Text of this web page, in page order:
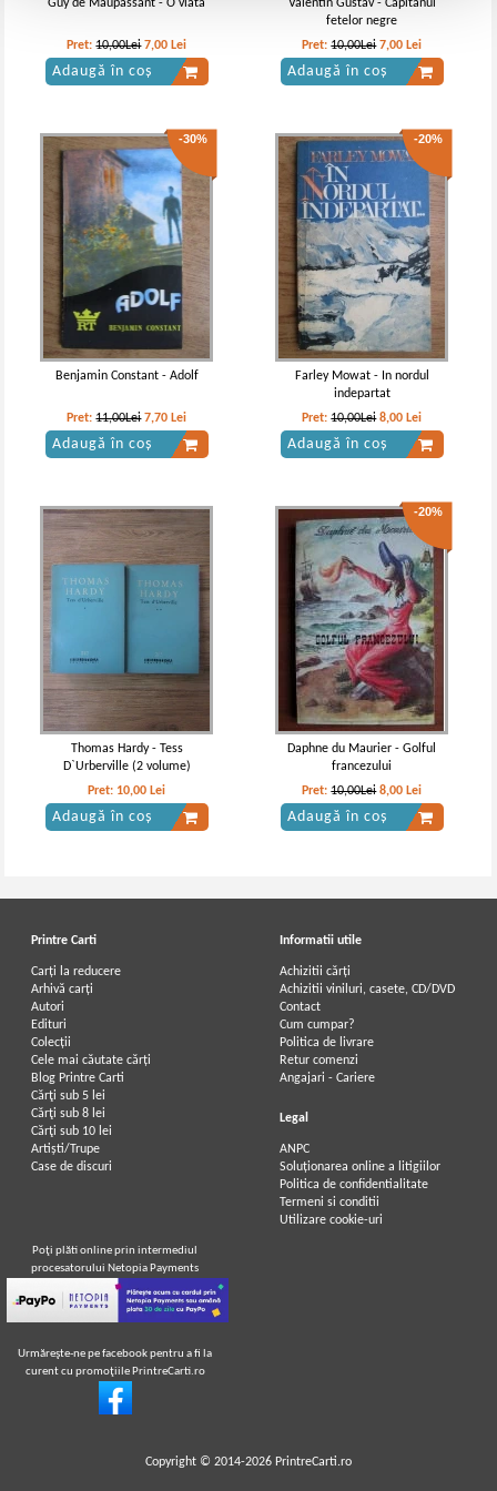
Guy de Maupassant - O viata
Pret:10,00Lei 7,00 Lei
Adaugă în coș
Valentin Gustav - Capitanul
fetelor negre
Pret:10,00Lei 7,00 Lei
Adaugă în coș
-30%
Benjamin Constant - Adolf
Pret:11,00Lei 7,70 Lei
Adaugă în coș
-20%
Farley Mowat - In nordul
indepartat
Pret:10,00Lei 8,00 Lei
Adaugă în coș
Thomas Hardy - Tess
D`Urberville (2 volume)
Pret: 10,00 Lei
Adaugă în coș
-20%
Daphne du Maurier - Golful
francezului
Pret:10,00Lei 8,00 Lei
Adaugă în coș
Printre Carti
Carți la reducere
Arhivă carți
Autori
Edituri
Colecții
Cele mai căutate cărți
Blog Printre Carti
Cărţi sub 5 lei
Cărţi sub 8 lei
Cărţi sub 10 lei
Artiști/Trupe
Case de discuri
Informatii utile
Achizitii cărți
Achizitii viniluri, casete, CD/DVD
Contact
Cum cumpar?
Politica de livrare
Retur comenzi
Angajari - Cariere
Legal
ANPC
Soluționarea online a litigiilor
Politica de confidentialitate
Termeni si conditii
Utilizare cookie-uri
Poţi plăti online prin intermediul
procesatorului Netopia Payments
Urmăreşte-ne pe facebook pentru a fi la
curent cu promoţiile PrintreCarti.ro
Copyright © 2014-2026 PrintreCarti.ro